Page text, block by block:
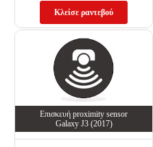
Κλείσε ραντεβού
Επισκευή proximity sensor
Galaxy J3 (2017)